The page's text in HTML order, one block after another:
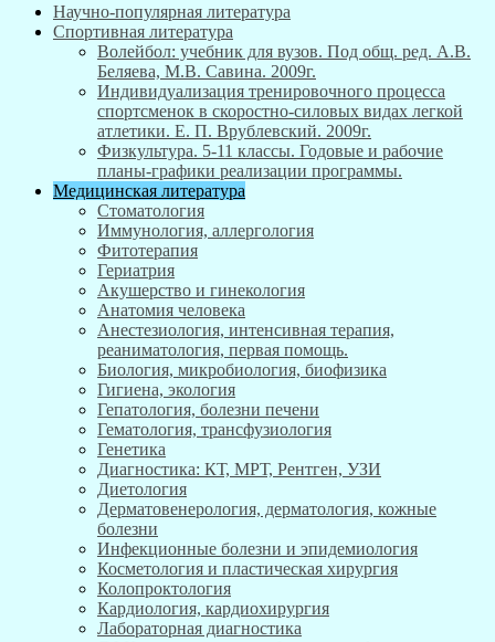
Научно-популярная литература
Спортивная литература
Волейбол: учебник для вузов. Под общ. ред. А.В.
Беляева, М.В. Савина. 2009г.
Индивидуализация тренировочного процесса
спортсменок в скоростно-силовых видах легкой
атлетики. Е. П. Врублевский. 2009г.
Физкультура. 5-11 классы. Годовые и рабочие
планы-графики реализации программы.
Медицинская литература
Стоматология
Иммунология, аллергология
Фитотерапия
Гериатрия
Акушерство и гинекология
Анатомия человека
Анестезиология, интенсивная терапия,
реаниматология, первая помощь.
Биология, микробиология, биофизика
Гигиена, экология
Гепатология, болезни печени
Гематология, трансфузиология
Генетика
Диагностика: КТ, МРТ, Рентген, УЗИ
Диетология
Дерматовенерология, дерматология, кожные
болезни
Инфекционные болезни и эпидемиология
Косметология и пластическая хирургия
Колопроктология
Кардиология, кардиохирургия
Лабораторная диагностика